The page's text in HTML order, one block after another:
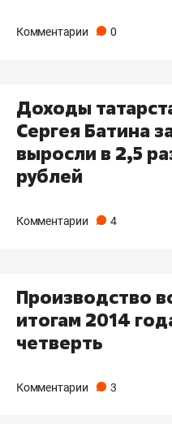
Комментарии 0
Доходы
Сергея Батина
выросли в 2,5
рублей
Комментарии 4
Производство
итогам 2014
четверть
Комментарии 3